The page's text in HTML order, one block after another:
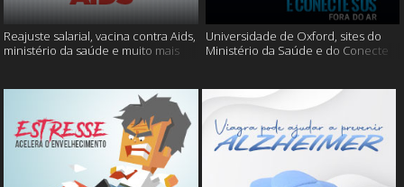
Reajuste salarial, vacina contra Aids,
ministério da saúde e muito mais
Universidade de Oxford, sites do
Ministério da Saúde e do Conecte